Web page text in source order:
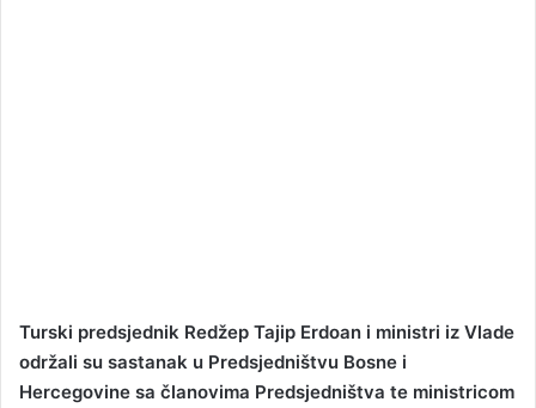
Turski predsjednik Redžep Tajip Erdoan i ministri iz Vlade
održali su sastanak u Predsjedništvu Bosne i
Hercegovine sa članovima Predsjedništva te ministricom